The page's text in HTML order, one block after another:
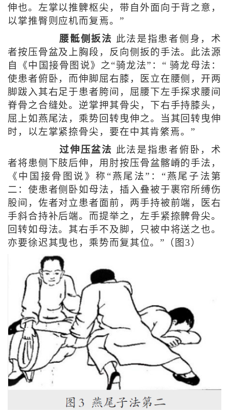
伸也。左掌以推髀枢尖，带自外面向于背之意，
以掌推臀则应机而复焉。”
腰骶侧扳法 此法是指患者侧身，术
者按压骨盆及上胸段，反向侧扳的手法。此法源
自《中国接骨图说》之“骑龙法”：“ 骑龙母法：
使患者俯卧，而伸脚屈右膝，医立在腰侧，开两
脚跋入其右足于患者胯间，屈腰下左手探求腰间
脊骨之合缝处。逆掌押其骨尖，下右手持膝头，
屈上如燕尾法，乘势回转曳伸之。当其回转曳伸
时，以左掌紧捺骨尖，要在中其肯綮焉。”
过伸压盆法 此法是指患者俯卧，术
者将患侧下肢后伸，用肘按压骨盆髂嵴的手法，
《中国接骨图说》称“燕尾法”：“燕尾子法第
二：使患者侧卧如母法，插入叠被于裹帘所缚伤
股间，佐者对立患者面前，两手持被前端，医右
手斜合持补后端。而提举之，左手紧捺髀骨尖。
回转如母法。其右手不及脚，只被中将送之也。
亦要徐迟其曳也，乘势而复其位。”（图3）